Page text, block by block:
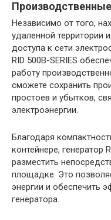
Независимо от того,
удаленной территории
доступа к сети
RID 500B-SERIES
работу
сможете сохранить
простоев и убытков,
электроэнергии.
Благодаря
контейнере, генератор
разместить
площадке. Это
энергии и обеспечить
генератора.